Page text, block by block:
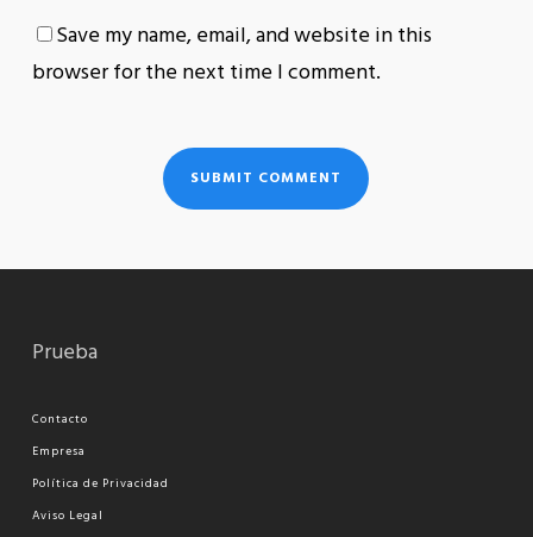
Save my name, email, and website in this
browser for the next time I comment.
Prueba
Contacto
Empresa
Política de Privacidad
Aviso Legal